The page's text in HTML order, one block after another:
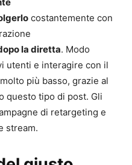
costantemente con
la diretta. Modo
utenti e interagire con il
più basso, grazie al
questo tipo di post. Gli
di retargeting e
stream.